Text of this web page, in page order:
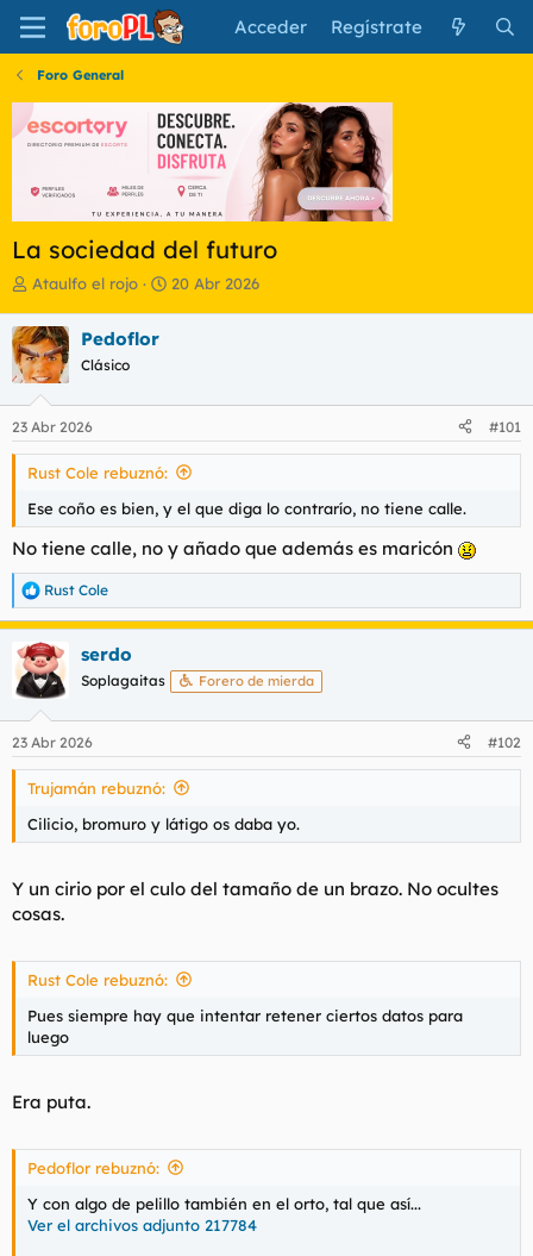
Acceder Regístrate
Foro General
La sociedad del futuro
I
i
c
i
a
d
o
r
d
l
e
m
a
Ataulfo el rojo
F
e
n
20 Abr 2026
Pedoflor
Clásico
23 Abr 2026 #101
Rust Cole rebuznó:
Ese coño es bien, y el que diga lo contrarío, no tiene calle.
No tiene calle, no y añado que además es maricón
R
e
a
c
c
i
e
s
Rust Cole
serdo
Soplagaitas Forero de mierda
23 Abr 2026 #102
Trujamán rebuznó:
Cilicio, bromuro y látigo os daba yo.
Y un cirio por el culo del tamaño de un brazo. No ocultes
cosas.
Rust Cole rebuznó:
Pues siempre hay que intentar retener ciertos datos para
luego
Era puta.
Pedoflor rebuznó:
Y con algo de pelillo también en el orto, tal que así...
Ver el archivos adjunto 217784